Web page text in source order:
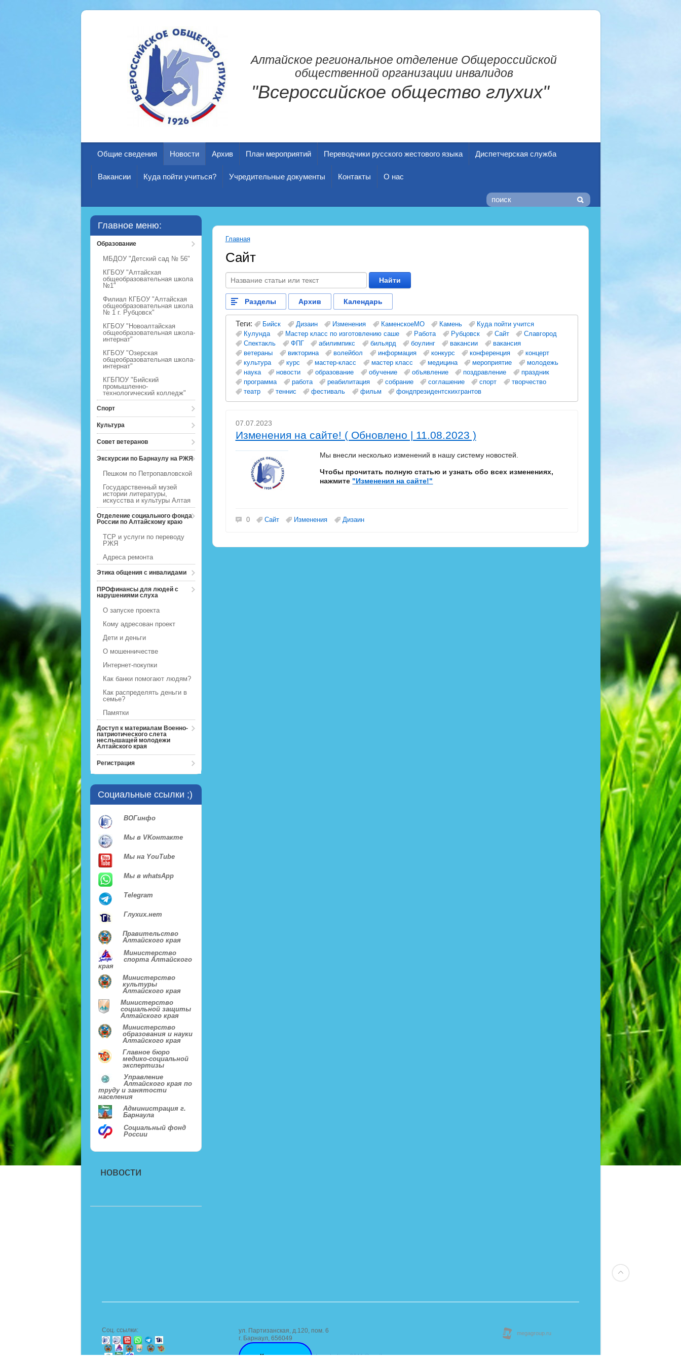
Алтайское региональное отделение Общероссийской
общественной организации инвалидов
"Всероссийское общество глухих"
Общие сведения Новости Архив План мероприятий Переводчики русского жестового языка Диспетчерская служба
Вакансии Куда пойти учиться? Учредительные документы Контакты О нас
Главное меню:
Образование
МБДОУ "Детский сад № 56"
КГБОУ "Алтайская
общеобразовательная школа
№1"
Филиал КГБОУ "Алтайская
общеобразовательная школа
№ 1 г. Рубцовск"
КГБОУ "Новоалтайская
общеобразовательная школа-
интернат"
КГБОУ "Озерская
общеобразовательная школа-
интернат"
КГБПОУ "Бийский
промышленно-
технологический колледж"
Спорт
Культура
Совет ветеранов
Экскурсии по Барнаулу на РЖЯ
Пешком по Петропавловской
Государственный музей
истории литературы,
искусства и культуры Алтая
Отделение социального фонда
России по Алтайскому краю
ТСР и услуги по переводу
РЖЯ
Адреса ремонта
Этика общения с инвалидами
ПРОфинансы для людей с
нарушениями слуха
О запуске проекта
Кому адресован проект
Дети и деньги
О мошенничестве
Интернет-покупки
Как банки помогают людям?
Как распределять деньги в
семье?
Памятки
Доступ к материалам Военно-
патриотического слета
неслышащей молодежи
Алтайского края
Регистрация
Социальные ссылки ;)
ВОГинфо
Мы в VKонтакте
Мы на YouTube
Мы в whatsApp
Telegram
Глухих.нет
Правительство
Алтайского края
Министерство
спорта Алтайского
края
Министерство
культуры
Алтайского края
Министерство
социальной защиты
Алтайского края
Министерство
образования и науки
Алтайского края
Главное бюро
медико-социальной
экспертизы
Управление
Алтайского края по
труду и занятости
населения
Администрация г.
Барнаула
Социальный фонд
России
новости
Главная
Сайт
Найти
Разделы Архив Календарь
Теги: Бийск Дизаин Изменения КаменскоеМО Камень
Куда пойти учится
Кулунда
Мастер класс по изготовлению саше Работа Рубцовск Сайт
Славгород
Спектакль
ФПГ абилимпикс бильярд боулинг вакансии
вакансия
ветераны
викторина волейбол информация конкурс конференция
концерт
культура
курс мастер-класс мастер класс медицина мероприятие
молодежь
наука
новости образование обучение объявление поздравление
праздник
программа
работа реабилитация собрание соглашение спорт
творчество
театр
теннис фестиваль фильм фондпрезидентскихгрантов
07.07.2023
Изменения на сайте! ( Обновлено | 11.08.2023 )
Мы внесли несколько изменений в нашу систему новостей.
Чтобы прочитать полную статью и узнать обо всех изменениях,
нажмите "Изменения на сайте!"
0 Сайт Изменения Дизаин
Соц. ссылки:
ул. Партизанская, д.120, пом. 6
г. Барнаул, 656049
Контакты dom_kultury2011@mail.ru